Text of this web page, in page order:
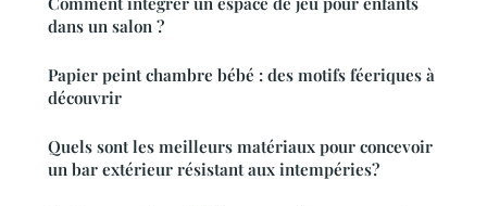
dans un salon ?
Papier peint chambre bébé : des motifs féeriques à
découvrir
Quels sont les meilleurs matériaux pour concevoir
un bar extérieur résistant aux intempéries?